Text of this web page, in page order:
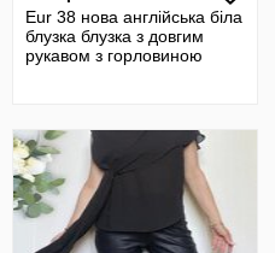
Eur 38 нова англійська біла
блузка блузка з довгим
рукавом з горловиною